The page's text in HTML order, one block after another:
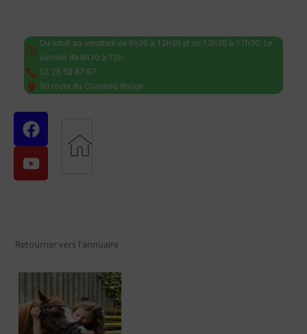
Du lundi au vendredi de 8h30 à 12h30 et de 13h30 à 17h30. Le
samedi de 8h30 à 12h.
03 28 58 87 87
90 route du Chapeau Rouge
Retourner vers l'annuaire